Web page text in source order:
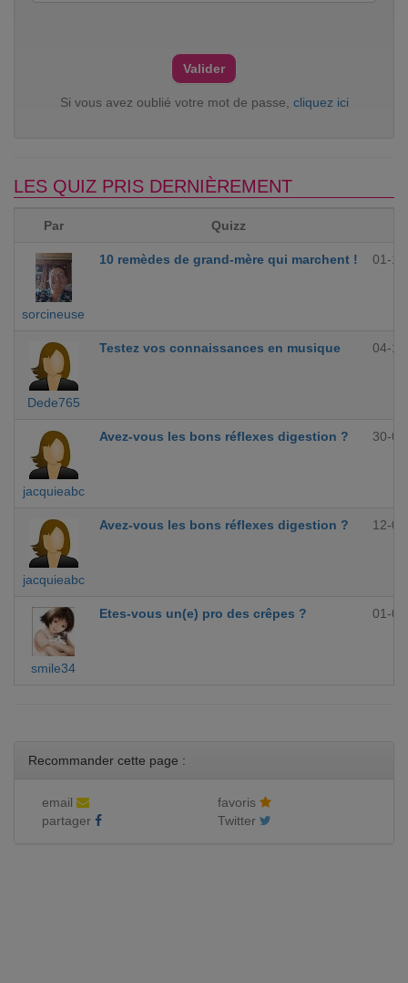
Si vous avez oublié votre mot de passe, cliquez ici
LES QUIZ PRIS DERNIÈREMENT
Par Quizz
sorcineuse
10 remèdes de grand-mère qui marchent ! 01-
Dede765
Testez vos connaissances en musique 04-
jacquieabc
Avez-vous les bons réflexes digestion ? 30-
jacquieabc
Avez-vous les bons réflexes digestion ? 12-
smile34
Etes-vous un(e) pro des crêpes ? 01-
Recommander cette page :
email
favoris
partager
Twitter